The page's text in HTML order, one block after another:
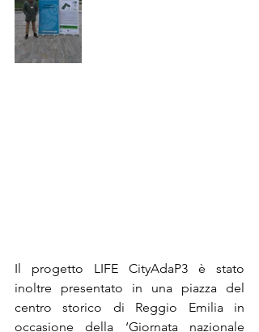
Il progetto LIFE CityAdaP3 è stato
inoltre presentato in una piazza del
centro storico di Reggio Emilia in
occasione della ‘Giornata nazionale